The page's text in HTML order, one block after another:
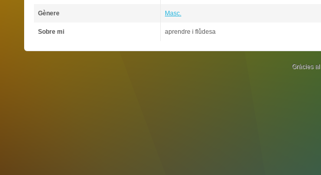
Gènere Masc.
Sobre mi aprendre i fluͯdesa
Gràcies al